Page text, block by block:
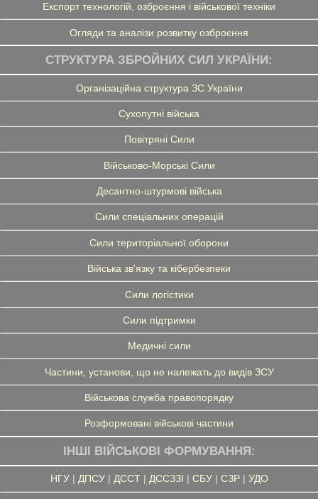
Експорт технологій, озброєння і військової техніки
Огляди та аналізи розвитку озброєння
СТРУКТУРА ЗБРОЙНИХ СИЛ УКРАЇНИ:
Організаційна структура ЗС України
Сухопутні війська
Повітряні Сили
Військово-Морські Сили
Десантно-штурмові війська
Сили спеціальних операцій
Сили територіальної оборони
Війська зв'язку та кібербезпеки
Сили логістики
Сили підтримки
Медичні сили
Частини, установи, що не належать до видів ЗСУ
Військова служба правопорядку
Розформовані військові частини
ІНШІ ВІЙСЬКОВІ ФОРМУВАННЯ:
НГУ| ДПСУ| ДССТ| ДССЗЗІ | СБУ| СЗР| УДО